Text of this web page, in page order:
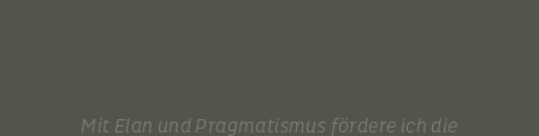
Mit Elan und Pragmatismus fördere ich die